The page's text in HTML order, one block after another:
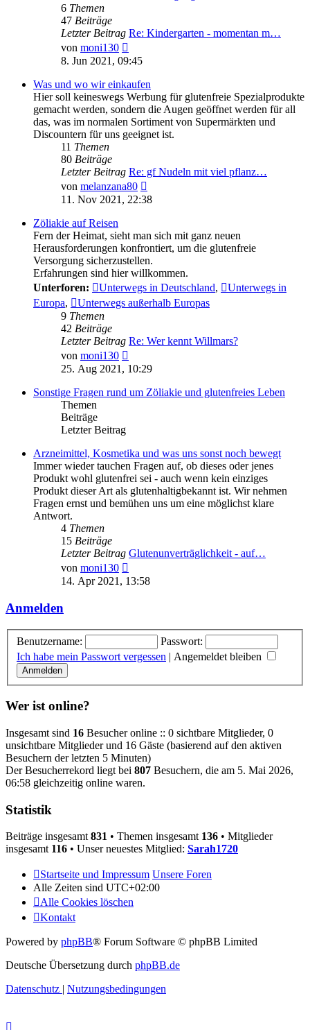
6 Themen
47 Beiträge
Letzter Beitrag Re: Kindergarten - momentan m…
von moni130
Beitrag
8. Jun 2021, 09:45
Was und wo wir einkaufen
Hier soll keineswegs Werbung für glutenfreie Spezialprodukte
gemacht werden, sondern die Augen geöffnet werden für all
das, was im normalen Sortiment von Supermärkten und
Discountern für uns geeignet ist.
11 Themen
80 Beiträge
Letzter Beitrag Re: gf Nudeln mit viel pflanz…
von melanzana80
Beitrag
11. Nov 2021, 22:38
Zöliakie auf Reisen
Fern der Heimat, sieht man sich mit ganz neuen
Herausforderungen konfrontiert, um die glutenfreie
Versorgung sicherzustellen.
Erfahrungen sind hier willkommen.
Unterforen:
Unterwegs in Deutschland,
Unterwegs in
Europa,
Unterwegs außerhalb Europas
9 Themen
42 Beiträge
Letzter Beitrag Re: Wer kennt Willmars?
von moni130
Beitrag
25. Aug 2021, 10:29
Sonstige Fragen rund um Zöliakie und glutenfreies Leben
Themen
Beiträge
Letzter Beitrag
Arzneimittel, Kosmetika und was uns sonst noch bewegt
Immer wieder tauchen Fragen auf, ob dieses oder jenes
Produkt wohl glutenfrei sei - auch wenn kein einziges
Produkt dieser Art als glutenhaltigbekannt ist. Wir nehmen
Fragen ernst und bemühen uns um eine möglichst klare
Antwort.
4 Themen
15 Beiträge
Letzter Beitrag Glutenunverträglichkeit - auf…
von moni130
Beitrag
14. Apr 2021, 13:58
Anmelden
Benutzername:
Passwort:
Ich habe mein Passwort vergessen | Angemeldet bleiben
Wer ist online?
Insgesamt sind 16 Besucher online :: 0 sichtbare Mitglieder, 0
unsichtbare Mitglieder und 16 Gäste (basierend auf den aktiven
Besuchern der letzten 5 Minuten)
Der Besucherrekord liegt bei 807 Besuchern, die am 5. Mai 2026,
06:58 gleichzeitig online waren.
Statistik
Beiträge insgesamt 831 • Themen insgesamt 136 • Mitglieder
insgesamt 116 • Unser neuestes Mitglied: Sarah1720
Startseite und Impressum Unsere Foren
Alle Zeiten sind UTC+02:00
Alle Cookies löschen
Kontakt
Powered by phpBB® Forum Software © phpBB Limited
Deutsche Übersetzung durch phpBB.de
Datenschutz | Nutzungsbedingungen